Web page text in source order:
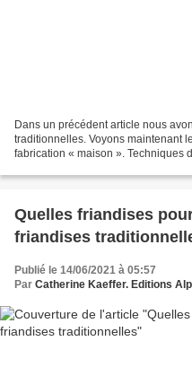
Dans un précédent article nous
traditionnelles. Voyons maintenant
fabrication « maison ». Techniques
Quelles friandises
friandises
Publié le 14/06/2021 à 05:57
Par Catherine Kaeffer. Editions